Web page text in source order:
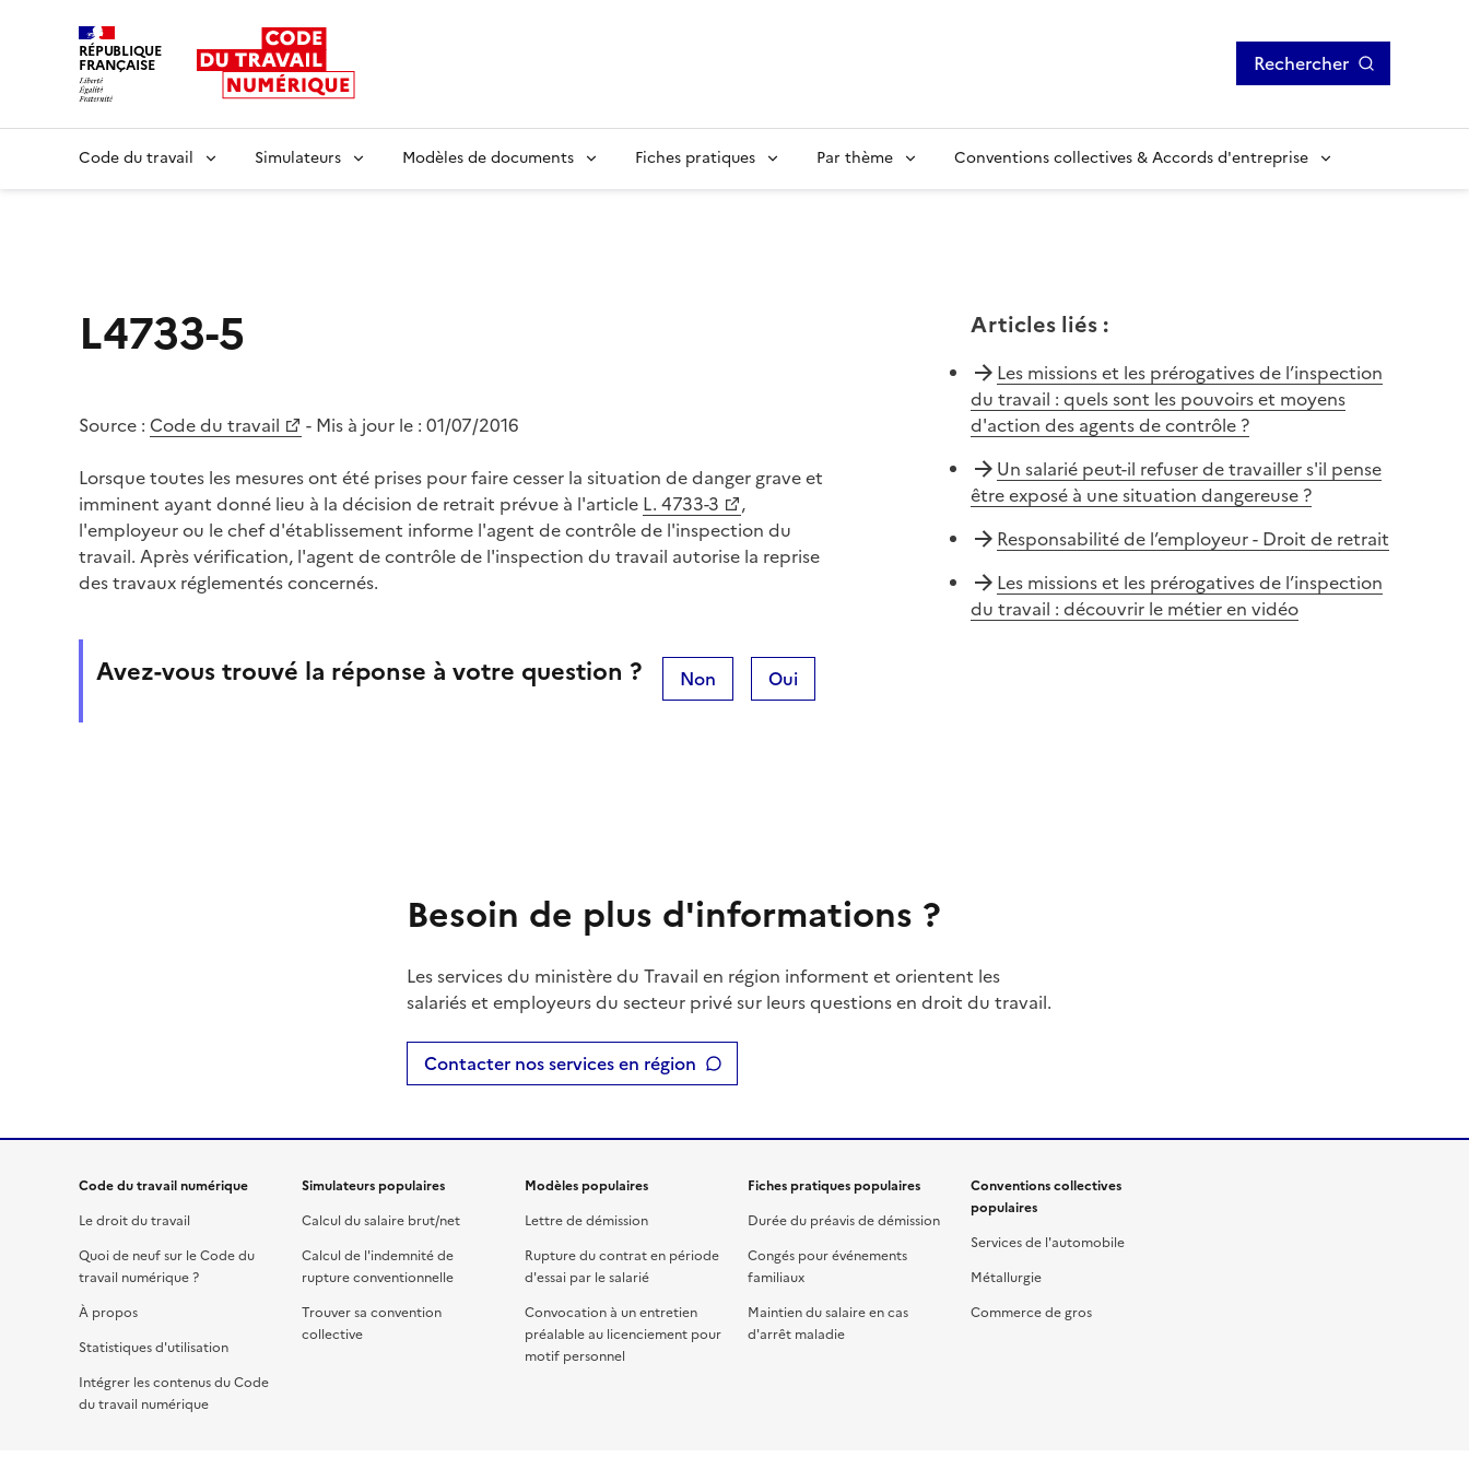
RÉPUBLIQUE
FRANÇAISE Rechercher
Code du travail Simulateurs Modèles de documents Fiches pratiques Par thème Conventions collectives & Accords d'entreprise
L4733-5
Source : Code du travail - Mis à jour le : 01/07/2016
Lorsque toutes les mesures ont été prises pour faire cesser la situation de danger grave et
imminent ayant donné lieu à la décision de retrait prévue à l'article L. 4733-3
,
l'employeur ou le chef d'établissement informe l'agent de contrôle de l'inspection du
travail. Après vérification, l'agent de contrôle de l'inspection du travail autorise la reprise
des travaux réglementés concernés.
Avez-vous trouvé la réponse à votre question ? Non Oui
Articles liés:
Les missions et les prérogatives de l’inspection
du travail : quels sont les pouvoirs et moyens
d'action des agents de contrôle ?
Un salarié peut-il refuser de travailler s'il pense
être exposé à une situation dangereuse ?
Responsabilité de l’employeur - Droit de retrait
Les missions et les prérogatives de l’inspection
du travail : découvrir le métier en vidéo
Besoin de plus d'informations ?
Les services du ministère du Travail en région informent et orientent les
salariés et employeurs du secteur privé sur leurs questions en droit du travail.
Contacter nos services en région
Code du travail numérique
Le droit du travail
Quoi de neuf sur le Code du
travail numérique ?
À propos
Statistiques d'utilisation
Intégrer les contenus du Code
du travail numérique
Simulateurs populaires
Calcul du salaire brut/net
Calcul de l'indemnité de
rupture conventionnelle
Trouver sa convention
collective
Modèles populaires
Lettre de démission
Rupture du contrat en période
d'essai par le salarié
Convocation à un entretien
préalable au licenciement pour
motif personnel
Fiches pratiques populaires
Durée du préavis de démission
Congés pour événements
familiaux
Maintien du salaire en cas
d'arrêt maladie
Conventions collectives
populaires
Services de l'automobile
Métallurgie
Commerce de gros